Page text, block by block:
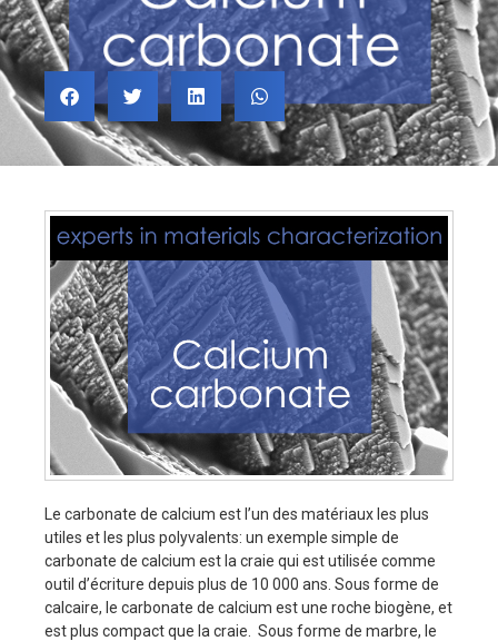
Le carbonate de calcium est l’un des matériaux les plus
utiles et les plus polyvalents: un exemple simple de
carbonate de calcium est la craie qui est utilisée comme
outil d’écriture depuis plus de 10 000 ans. Sous forme de
calcaire, le carbonate de calcium est une roche biogène, et
est plus compact que la craie. Sous forme de marbre, le